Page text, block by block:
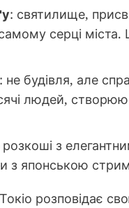
: святилище,
самому серці
: не будівля, але
людей,
розкоші з
з японською
розповідає